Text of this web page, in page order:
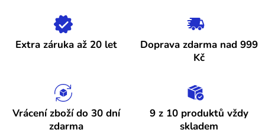
h
o
Extra záruka až 20 let
Doprava zdarma nad 999
Kč
Vrácení zboží do 30 dní
zdarma
9 z 10 produktů vždy
skladem